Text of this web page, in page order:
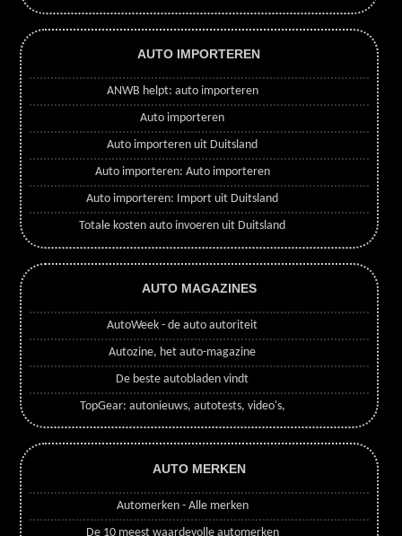
AUTO IMPORTEREN
ANWB helpt: auto importeren
Auto importeren
Auto importeren uit Duitsland
Auto importeren: Auto importeren
Auto importeren: Import uit Duitsland
Totale kosten auto invoeren uit Duitsland
AUTO MAGAZINES
AutoWeek - de auto autoriteit
Autozine, het auto-magazine
De beste autobladen vindt
TopGear: autonieuws, autotests, video's,
AUTO MERKEN
Automerken - Alle merken
De 10 meest waardevolle automerken